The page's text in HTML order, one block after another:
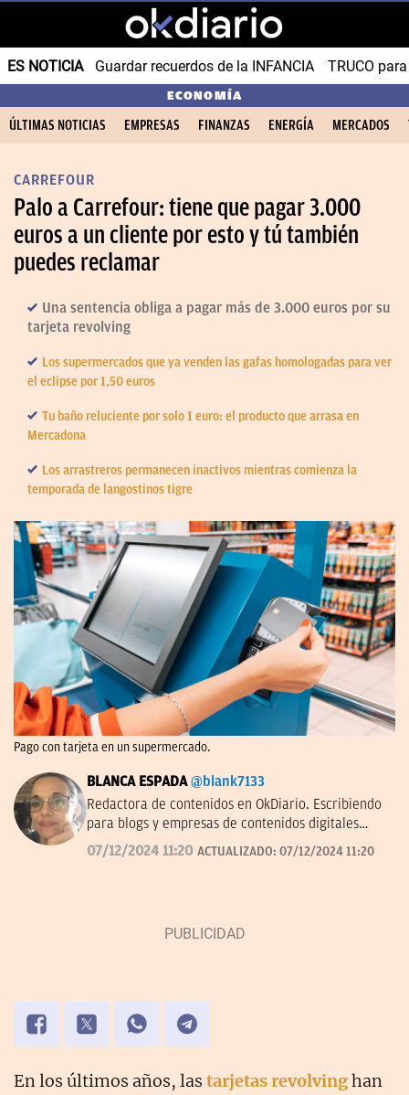
ES NOTICIA Guardar recuerdos de la INFANCIA TRUCO
ECONOMÍA
ÚLTIMAS NOTICIAS EMPRESAS FINANZAS ENERGÍA MERCADOS
CARREFOUR
Palo a Carrefour: tiene que pagar 3.000
euros a un cliente por esto y tú también
puedes reclamar
Una sentencia obliga a pagar más de 3.000 euros por su
tarjeta revolving
Los supermercados que ya venden las gafas homologadas para ver
el eclipse por 1,50 euros
Tu baño reluciente por solo 1 euro: el producto que arrasa en
Mercadona
Los arrastreros permanecen inactivos mientras comienza la
temporada de langostinos tigre
Pago con tarjeta en un supermercado.
BLANCA ESPADA @blank7133
Redactora de contenidos en OkDiario. Escribiendo
para blogs y empresas de contenidos digitales
desde 2007.
07/12/2024 11:20 ACTUALIZADO: 07/12/2024 11:20
En los últimos años, las tarjetas revolvinghan